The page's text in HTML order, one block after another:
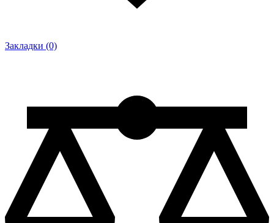
Закладки (0)